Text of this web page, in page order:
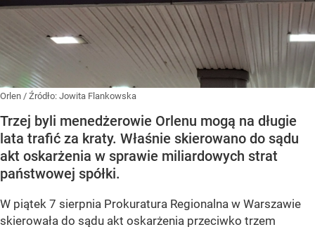
Orlen / Źródło: Jowita Flankowska
Trzej byli menedżerowie Orlenu mogą na długie
lata trafić za kraty. Właśnie skierowano do sądu
akt oskarżenia w sprawie miliardowych strat
państwowej spółki.
W piątek 7 sierpnia Prokuratura Regionalna w Warszawie
skierowała do sądu akt oskarżenia przeciwko trzem